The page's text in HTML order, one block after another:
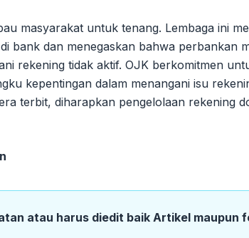
masyarakat untuk tenang. Lembaga ini
bank dan menegaskan bahwa perbankan
rekening tidak aktif. OJK berkomitmen
kepentingan dalam menangani isu
terbit, diharapkan pengelolaan rekening
atau harus diedit baik Artikel maupun